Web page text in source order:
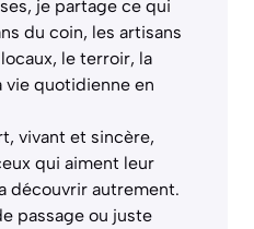
je partage ce qui
du coin, les artisans
le terroir, la
vie quotidienne en
vivant et sincère,
qui aiment leur
découvrir autrement.
passage ou juste